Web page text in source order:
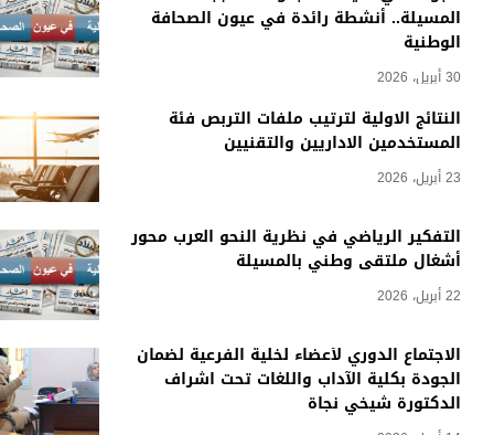
المسيلة.. أنشطة رائدة في عيون الصحافة
الوطنية
30 أبريل، 2026
النتائج الاولية لترتيب ملفات التربص فئة
المستخدمين الاداريين والتقنيين
23 أبريل، 2026
التفكير الرياضي في نظرية النحو العرب محور
أشغال ملتقى وطني بالمسيلة
22 أبريل، 2026
الاجتماع الدوري لأعضاء لخلية الفرعية لضمان
الجودة بكلية الآداب واللغات تحت اشراف
الدكتورة شيخي نجاة